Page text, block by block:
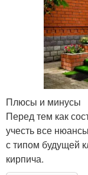
Плюсы и минусы
Перед тем как
учесть все
с типом будущей
кирпича.